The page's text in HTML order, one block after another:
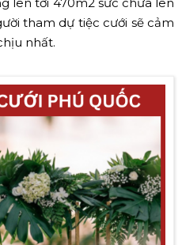
InterContinental Phú Quốc
Internet)